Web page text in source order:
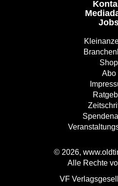
Shop
Abo
© 2026,
Alle Rechte
VF